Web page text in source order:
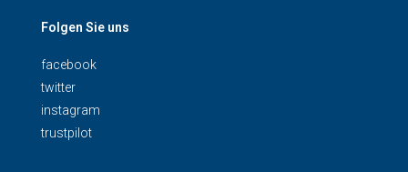
Folgen Sie uns
facebook
twitter
instagram
trustpilot